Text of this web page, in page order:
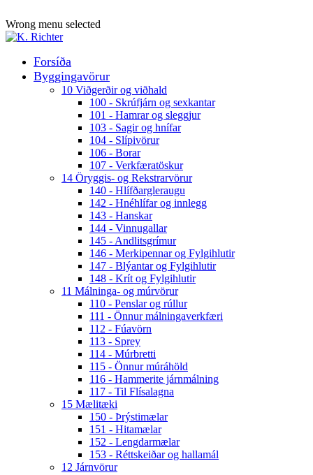
Wrong menu selected
Forsíða
Byggingavörur
10 Viðgerðir og viðhald
100 - Skrúfjárn og sexkantar
101 - Hamrar og sleggjur
103 - Sagir og hnífar
104 - Slípivörur
106 - Borar
107 - Verkfæratöskur
14 Öryggis- og Rekstrarvörur
140 - Hlífðargleraugu
142 - Hnéhlífar og innlegg
143 - Hanskar
144 - Vinnugallar
145 - Andlitsgrímur
146 - Merkipennar og Fylgihlutir
147 - Blýantar og Fylgihlutir
148 - Krít og Fylgihlutir
11 Málninga- og múrvörur
110 - Penslar og rúllur
111 - Önnur málningaverkfæri
112 - Fúavörn
113 - Sprey
114 - Múrbretti
115 - Önnur múráhöld
116 - Hammerite járnmálning
117 - Til Flísalagna
15 Mælitæki
150 - Þrýstimælar
151 - Hitamælar
152 - Lengdarmælar
153 - Réttskeiðar og hallamál
12 Járnvörur